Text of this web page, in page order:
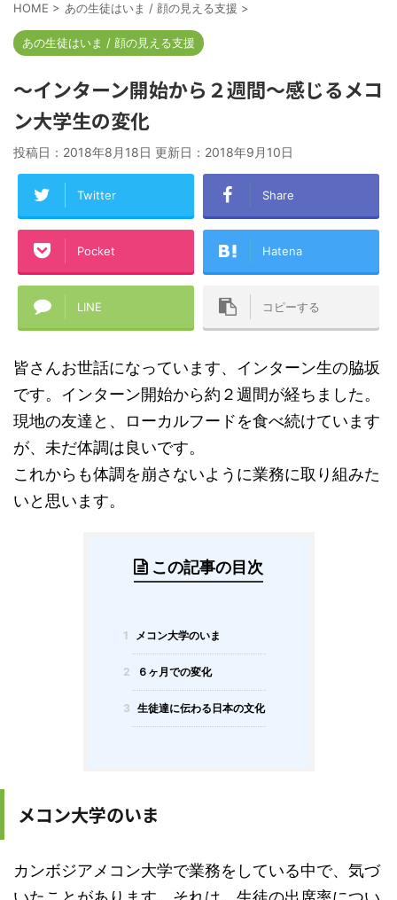
HOME > あの生徒はいま / 顔の見える支援 >
あの生徒はいま / 顔の見える支援
～インターン開始から２週間～感じるメコ
ン大学生の変化
投稿日：2018年8月18日 更新日： 2018年9月10日
Twitter Share
Pocket Hatena
LINE コピーする
皆さんお世話になっています、インターン生の脇坂
です。インターン開始から約２週間が経ちました。
現地の友達と、ローカルフードを食べ続けています
が、未だ体調は良いです。
これからも体調を崩さないように業務に取り組みた
いと思います。
この記事の目次
1 メコン大学のいま
2 ６ヶ月での変化
3 生徒達に伝わる日本の文化
メコン大学のいま
カンボジアメコン大学で業務をしている中で、気づ